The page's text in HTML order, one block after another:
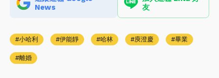
News
友
小哈利 伊能靜 哈林 庾澄慶 畢業
離婚